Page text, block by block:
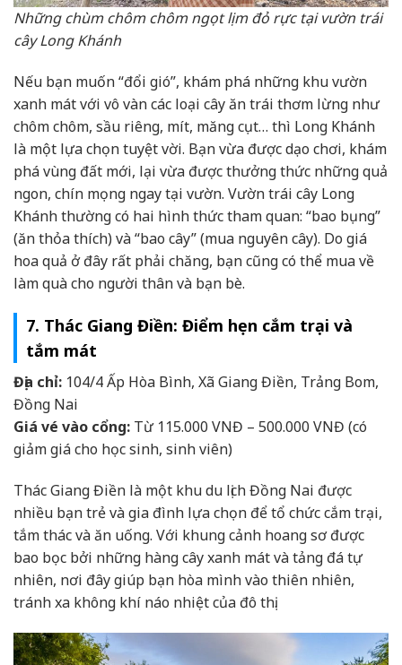
Những chùm chôm chôm ngọt lịm đỏ rực tại vườn trái
cây Long Khánh
Nếu bạn muốn “đổi gió”, khám phá những khu vườn
xanh mát với vô vàn các loại cây ăn trái thơm lừng như
chôm chôm, sầu riêng, mít, măng cụt… thì Long Khánh
là một lựa chọn tuyệt vời. Bạn vừa được dạo chơi, khám
phá vùng đất mới, lại vừa được thưởng thức những quả
ngon, chín mọng ngay tại vườn. Vườn trái cây Long
Khánh thường có hai hình thức tham quan: “bao bụng”
(ăn thỏa thích) và “bao cây” (mua nguyên cây). Do giá
hoa quả ở đây rất phải chăng, bạn cũng có thể mua về
làm quà cho người thân và bạn bè.
7. Thác Giang Điền: Điểm hẹn cắm trại và
tắm mát
Địa chỉ: 104/4 Ấp Hòa Bình, Xã Giang Điền, Trảng Bom,
Đồng Nai
Giá vé vào cổng: Từ 115.000 VNĐ – 500.000 VNĐ (có
giảm giá cho học sinh, sinh viên)
Thác Giang Điền là một khu du lịch Đồng Nai được
nhiều bạn trẻ và gia đình lựa chọn để tổ chức cắm trại,
tắm thác và ăn uống. Với khung cảnh hoang sơ được
bao bọc bởi những hàng cây xanh mát và tảng đá tự
nhiên, nơi đây giúp bạn hòa mình vào thiên nhiên,
tránh xa không khí náo nhiệt của đô thị.